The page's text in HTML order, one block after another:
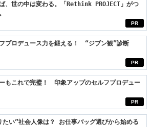
PR
、世の中は変わる。「Rethink PROJECT」がつ
PR
フプロデュース力を鍛える！ “ジブン観”診断
PR
もこれで完璧！ 印象アップのセルフプロデュー
たい”社会人像は？ お仕事バッグ選びから始める